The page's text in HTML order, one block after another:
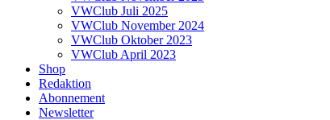
VWClub Juli 2025
VWClub November 2024
VWClub Oktober 2023
VWClub April 2023
Shop
Redaktion
Abonnement
Newsletter